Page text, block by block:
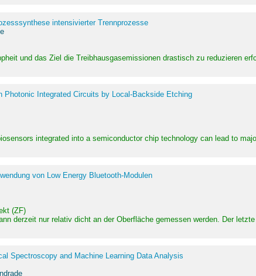
intensivierter Trennprozesse
und das Ziel die Treibhausgasemissionen drastisch zu reduzieren
Photonic Integrated Circuits by Local-Backside Etching
integrated into a semiconductor chip technology can lead to
von Low Energy Bluetooth-Modulen
(ZF)
derzeit nur relativ dicht an der Oberfläche gemessen werden. Der
Spectroscopy and Machine Learning Data Analysis